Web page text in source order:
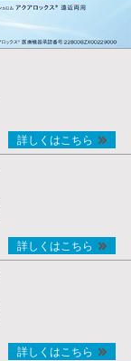
詳しくはこちら
詳しくはこちら
詳しくはこちら